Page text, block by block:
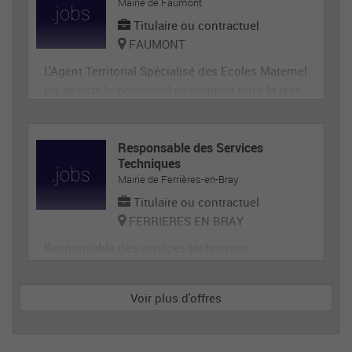
Titulaire ou contractuel
FAUMONT
L'Agent Territorial Spécialisé des Ecoles Maternel
ux et le matériel servant directement aux enfant
s. En tant que membre de la communauté éduca
tive, il p
Responsable des Services
Techniques
Mairie de Ferrières-en-Bray
Titulaire ou contractuel
FERRIERES EN BRAY
Voir plus d'offres